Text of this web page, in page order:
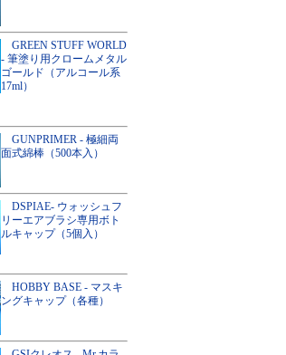
GREEN STUFF WORLD
- 筆塗り用クロームメタル
ゴールド（アルコール系
17ml）
GUNPRIMER - 極細両
面式綿棒（500本入）
DSPIAE- ウォッシュフ
リーエアブラシ専用ボト
ルキャップ（5個入）
HOBBY BASE - マスキ
ングキャップ（各種）